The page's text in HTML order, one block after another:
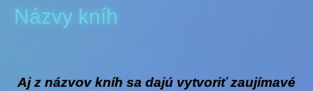
Názvy kníh
Aj z názvov kníh sa dajú vytvoriť zaujímavé